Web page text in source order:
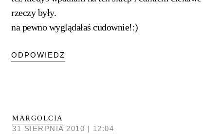
rzeczy były.
na pewno wyglądałaś cudownie!:)
ODPOWIEDZ
MARGOLCIA
31 SIERPNIA 2010 | 12:04